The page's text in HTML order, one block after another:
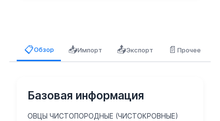
📋Обзор 📥Импорт 📤Экспорт 📄Прочее
Базовая информация
ОВЦЫ ЧИСТОПОРОДНЫЕ (ЧИСТОКРОВНЫЕ)